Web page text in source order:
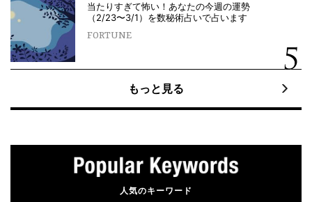
当たりすぎて怖い！あなたの今週の運勢
（2/23〜3/1）を数秘術占いで占います
FORTUNE
もっと見る
人気のキーワード